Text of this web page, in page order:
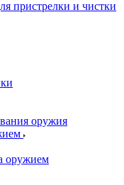
пристрелки и чистки
оружия
оружием